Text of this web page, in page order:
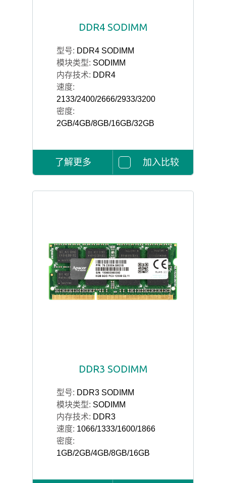
DDR4 SODIMM
型号: DDR4 SODIMM
模块类型: SODIMM
内存技术: DDR4
速度:
2133/2400/2666/2933/3200
密度:
2GB/4GB/8GB/16GB/32GB
了解更多 加入比较
DDR3 SODIMM
型号: DDR3 SODIMM
模块类型: SODIMM
内存技术: DDR3
速度: 1066/1333/1600/1866
密度:
1GB/2GB/4GB/8GB/16GB